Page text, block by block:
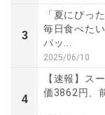
3
「夏にぴっ
毎日食べた
パッ...
2025/06/10
4
【速報】ス
価3862円、